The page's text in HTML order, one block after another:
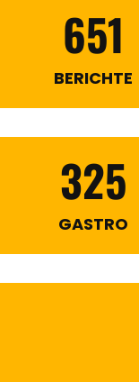
651
BERICHTE
325
GASTRO